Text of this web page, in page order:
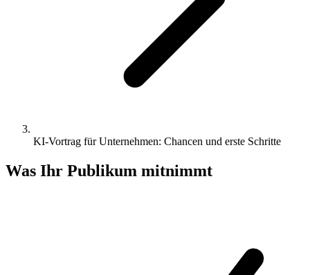
KI-Vortrag für Unternehmen: Chancen und erste Schritte
Was Ihr Publikum mitnimmt